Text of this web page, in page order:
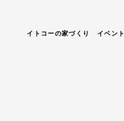
イトコーの家づくり イベント